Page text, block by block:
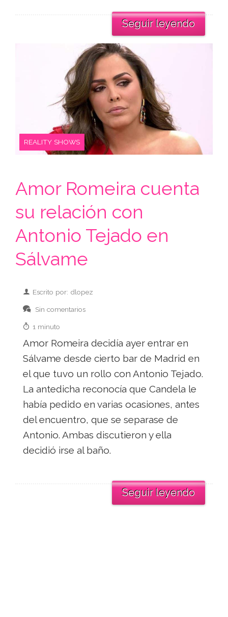
Seguir leyendo
REALITY SHOWS
Amor Romeira cuenta
su relación con
Antonio Tejado en
Sálvame
Escrito por: dlopez
Sin comentarios
1 minuto
Amor Romeira decidía ayer entrar en
Sálvame desde cierto bar de Madrid en
el que tuvo un rollo con Antonio Tejado.
La antedicha reconocía que Candela le
había pedido en varias ocasiones, antes
del encuentro, que se separase de
Antonio. Ambas discutieron y ella
decidió irse al baño.
Seguir leyendo